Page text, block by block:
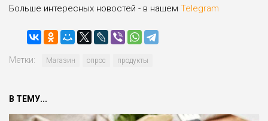
Больше интересных новостей - в нашем Telegram
Метки: Магазин опрос продукты
В ТЕМУ...